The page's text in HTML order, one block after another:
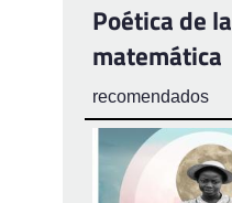
Poética de la
matemática
recomendados